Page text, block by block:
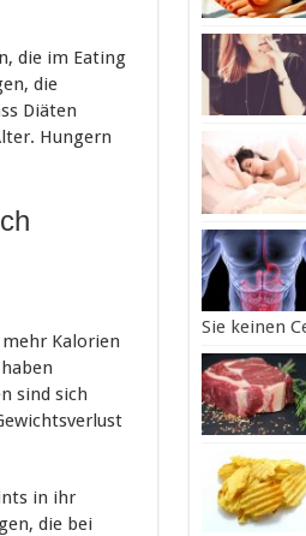
die im Eating
die
Diäten
Hungern
Kalorien
sind sich
in ihr
die bei
Sie keinen